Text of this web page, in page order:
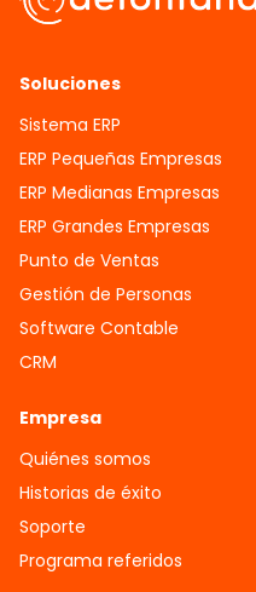
Soluciones
Sistema ERP
ERP Pequeñas Empresas
ERP Medianas Empresas
ERP Grandes Empresas
Punto de Ventas
Gestión de Personas
Software Contable
CRM
Empresa
Quiénes somos
Historias de éxito
Soporte
Programa referidos